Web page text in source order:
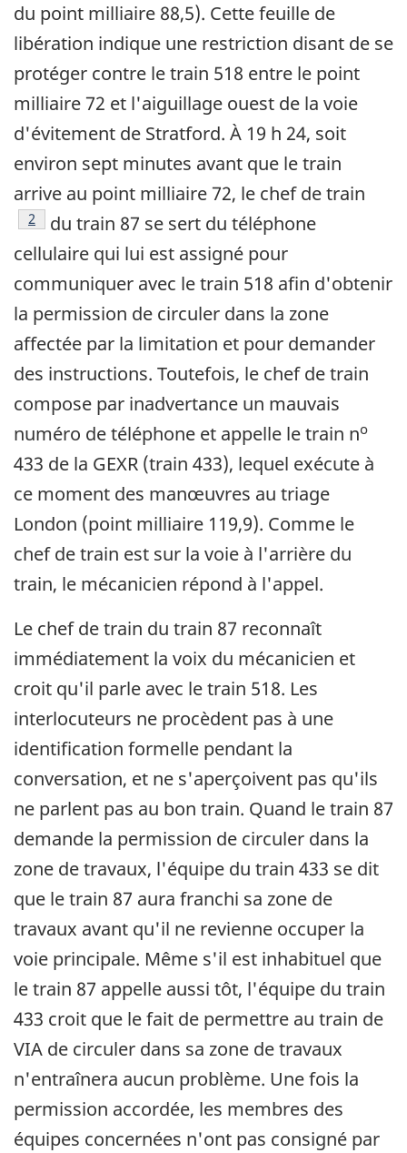
du point milliaire 88,5). Cette feuille de
libération indique une restriction disant de se
protéger contre le train 518 entre le point
milliaire 72 et l'aiguillage ouest de la voie
d'évitement de Stratford. À 19 h 24, soit
environ sept minutes avant que le train
arrive au point milliaire 72, le chef de train
Note de bas de page
2
du train 87 se sert du téléphone
cellulaire qui lui est assigné pour
communiquer avec le train 518 afin d'obtenir
la permission de circuler dans la zone
affectée par la limitation et pour demander
des instructions. Toutefois, le chef de train
compose par inadvertance un mauvais
numéro de téléphone et appelle le train no
433 de la GEXR (train 433), lequel exécute à
ce moment des manœuvres au triage
London (point milliaire 119,9). Comme le
chef de train est sur la voie à l'arrière du
train, le mécanicien répond à l'appel.
Le chef de train du train 87 reconnaît
immédiatement la voix du mécanicien et
croit qu'il parle avec le train 518. Les
interlocuteurs ne procèdent pas à une
identification formelle pendant la
conversation, et ne s'aperçoivent pas qu'ils
ne parlent pas au bon train. Quand le train 87
demande la permission de circuler dans la
zone de travaux, l'équipe du train 433 se dit
que le train 87 aura franchi sa zone de
travaux avant qu'il ne revienne occuper la
voie principale. Même s'il est inhabituel que
le train 87 appelle aussi tôt, l'équipe du train
433 croit que le fait de permettre au train de
VIA de circuler dans sa zone de travaux
n'entraînera aucun problème. Une fois la
permission accordée, les membres des
équipes concernées n'ont pas consigné par